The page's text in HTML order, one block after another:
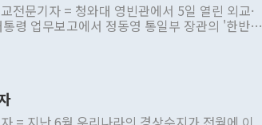
전문기자 = 청와대 영빈관에서 5일 열린 외교·
령 업무보고에서 정동영 통일부 장관의 '한반도
거치지 않은 사안을 정책으로 추진하겠다고 공
실적 구상'이라는 비판을 내놨다. 그동안 정 장
물의를 빚은 적은 여러 번 있지만 대통령과 유